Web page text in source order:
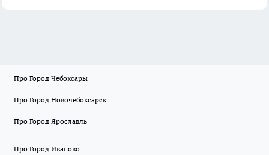
Про Город Чебоксары
Про Город Новочебоксарск
Про Город Ярославль
Про Город Иваново